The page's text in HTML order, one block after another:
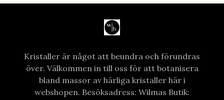
Kristaller är något att beundra och förundras
över. Välkommen in till oss för att botanisera
bland massor av härliga kristaller här i
webshopen. Besöksadress: Wilmas Butik: